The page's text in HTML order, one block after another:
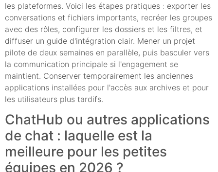
les plateformes. Voici les étapes pratiques : exporter les
conversations et fichiers importants, recréer les groupes
avec des rôles, configurer les dossiers et les filtres, et
diffuser un guide d'intégration clair. Mener un projet
pilote de deux semaines en parallèle, puis basculer vers
la communication principale si l'engagement se
maintient. Conserver temporairement les anciennes
applications installées pour l'accès aux archives et pour
les utilisateurs plus tardifs.
ChatHub ou autres applications
de chat : laquelle est la
meilleure pour les petites
équipes en 2026 ?